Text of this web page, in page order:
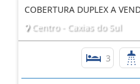
COBERTURA DUPLEX A
Centro - Caxias do Sul
3